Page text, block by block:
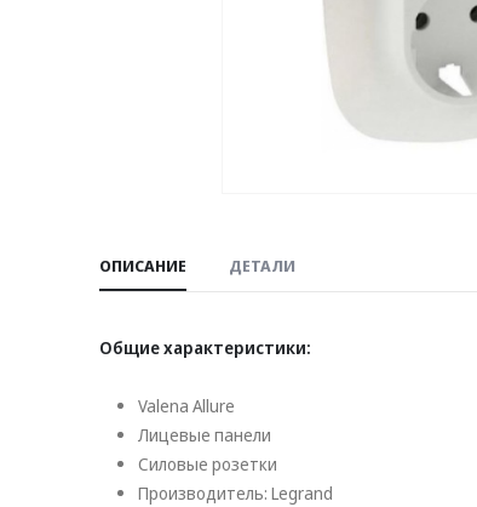
ОПИСАНИЕ ДЕТАЛИ
Общие характеристики:
Valena Allure
Лицевые панели
Силовые розетки
Производитель: Legrand